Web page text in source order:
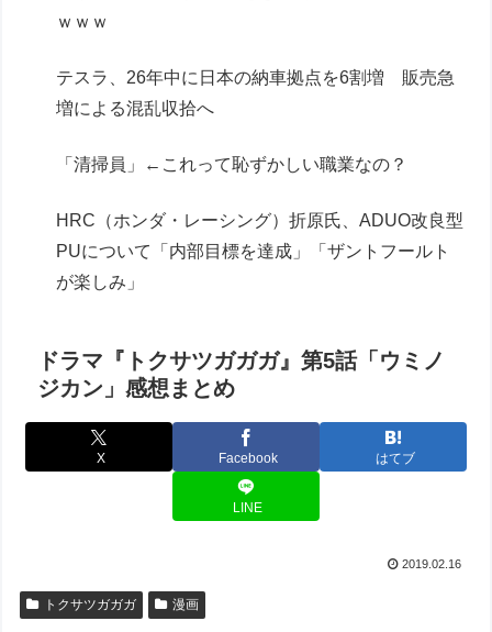
ｗｗｗ
テスラ、26年中に日本の納車拠点を6割増 販売急
増による混乱収拾へ
「清掃員」←これって恥ずかしい職業なの？
HRC（ホンダ・レーシング）折原氏、ADUO改良型
PUについて「内部目標を達成」「ザントフールト
が楽しみ」
ドラマ『トクサツガガガ』第5話「ウミノ
ジカン」感想まとめ
X Facebook はてブ
LINE
2019.02.16
トクサツガガガ 漫画